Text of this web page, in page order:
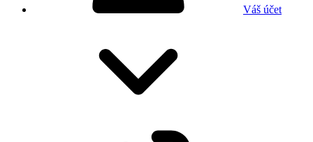
Váš účet